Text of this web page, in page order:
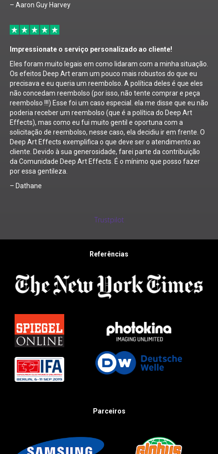
– Aaron Guy Harvey
Impressionate o serviço personalizado ao cliente!
Eles foram muito legais em como lidaram com a minha situação.
Os efeitos Deep Art eram um pouco mais robustos do que eu
precisava e eu queria um reembolso. A política deles é que eles
não concedam reembolso (por isso, não tente comprar e peça
reembolso !!!) Esse foi um caso especial. ela me disse que eu não
poderia receber um reembolso (que é a política do Deep Art
Effects), mas como eu fui muito gentil e oportuna com a
solicitação de reembolso, nesse caso, ela decidiu ir em frente. O
Deep Art Effects exemplifica o que deve ser o atendimento ao
cliente. Devido à sua generosidade, farei parte da contribuição
da Comunidade Deep Art Effects. É o mínimo que posso fazer
por essa gentileza.
– Dathane
Trustpilot
Referências
Parceiros